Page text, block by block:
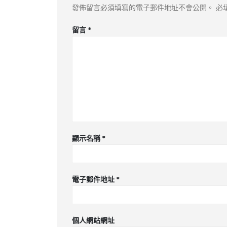
發佈留言必須填寫的電子郵件地址不會公開。 必
留言 *
顯示名稱*
電子郵件地址 *
個人網站網址